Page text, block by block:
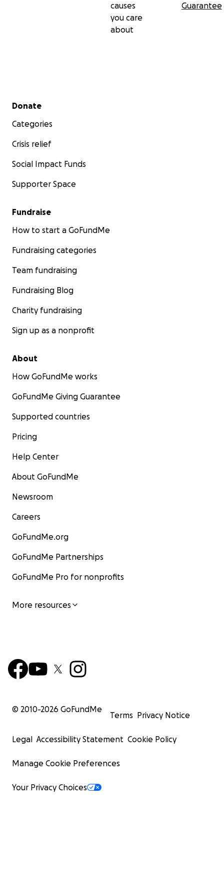
causes
you care
about
Guarantee
Secondary menu
Donate
Categories
Crisis relief
Social Impact Funds
Supporter Space
Fundraise
How to start a GoFundMe
Fundraising categories
Team fundraising
Fundraising Blog
Charity fundraising
Sign up as a nonprofit
About
How GoFundMe works
GoFundMe Giving Guarantee
Supported countries
Pricing
Help Center
About GoFundMe
Newsroom
Careers
GoFundMe.org
GoFundMe Partnerships
GoFundMe Pro for nonprofits
More resources
© 2010-2026 GoFundMe
Terms Privacy Notice
Legal Accessibility Statement Cookie Policy
Manage Cookie Preferences
Your Privacy Choices